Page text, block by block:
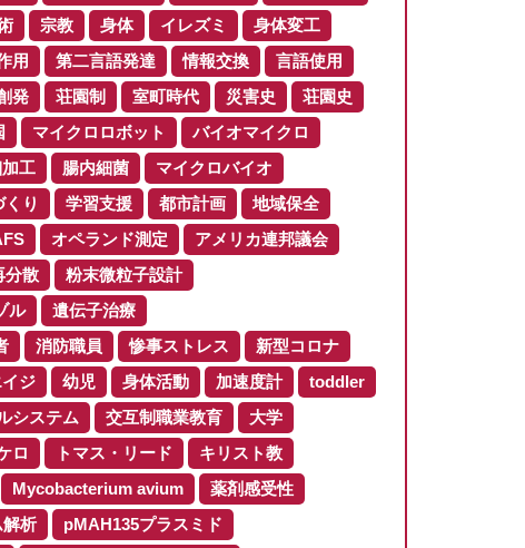
宗教 身体 イレズミ
身体変工
用 第二言語発達 情報交換
言語使用
発 荘園制 室町時代 災害史
荘園史
マイクロロボット
バイオマイクロ
工 腸内細菌
マイクロバイオ
くり 学習支援 都市計画
地域保全
オペランド測定
アメリカ連邦議会
分散
粉末微粒子設計
ル
遺伝子治療
消防職員 惨事ストレス
新型コロナ
ジ 幼児 身体活動 加速度計
toddler
システム 交互制職業教育
大学
ロ トマス・リード
キリスト教
Mycobacterium avium
薬剤感受性
析
pMAH135プラスミド